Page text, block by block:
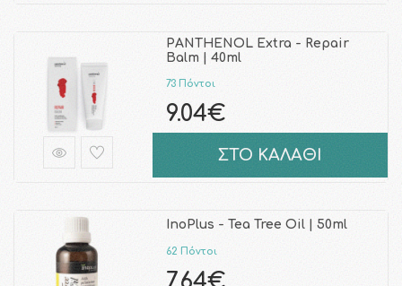
PANTHENOL Extra - Repair
Balm | 40ml
73 Πόντοι
9.04€
ΣΤΟ ΚΑΛΑΘΙ
InoPlus - Tea Tree Oil | 50ml
62 Πόντοι